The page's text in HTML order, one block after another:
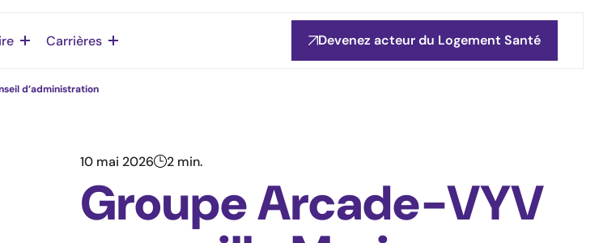
Carrières Devenez acteur du Logement Santé
d’administration
10 mai 2026
2 min.
Groupe Arcade-VYV